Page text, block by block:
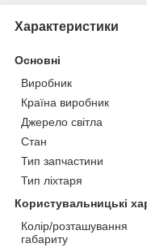
Характеристики
Основні
Виробник
Країна виробник
Джерело світла
Стан
Тип запчастини
Тип ліхтаря
Користувальницькі
Колір/розташування
габариту